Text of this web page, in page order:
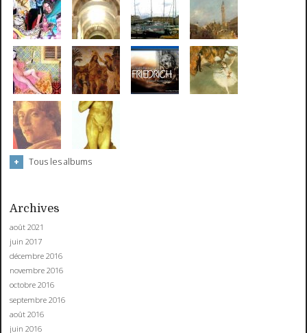
Tous les albums
Archives
août 2021
juin 2017
décembre 2016
novembre 2016
octobre 2016
septembre 2016
août 2016
juin 2016